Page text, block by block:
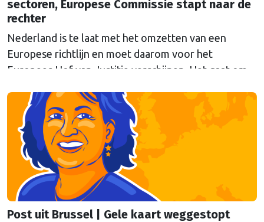
sectoren, Europese Commissie stapt naar de
rechter
Nederland is te laat met het omzetten van een
Europese richtlijn en moet daarom voor het
Europees Hof van Justitie verschijnen. Het gaat om
belangrijke sectoren plat komen te liggen bij
verstoringen, zoals natuurrampen of aanslagen. De
Eerste en Tweede Kamer hebben inmiddels
ingestemd met de wetten (Wet Weerbaarheid …
Continued
Post uit Brussel | Gele kaart weggestopt